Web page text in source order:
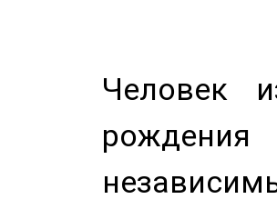
Человек
рождения